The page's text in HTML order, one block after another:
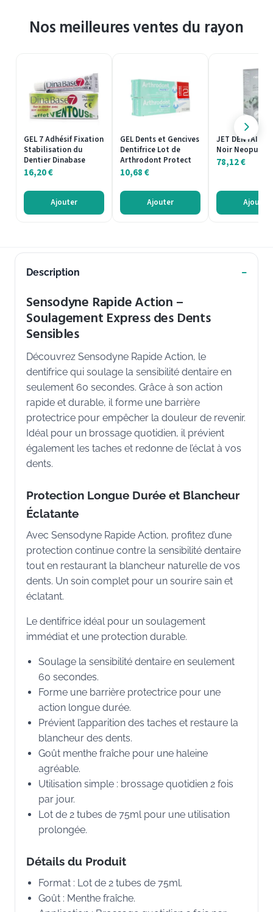
Nos meilleures ventes du rayon
GEL 7 Adhésif Fixation
Stabilisation du
Dentier Dinabase
16,20€
Ajouter
GEL Dents et Gencives
Dentifrice Lot de
Arthrodont Protect
10,68€
Ajouter
JET DENTAIRE
Noir Neopulse
78,12€
Ajouter
Description
Sensodyne Rapide Action –
Soulagement Express des Dents
Sensibles
Découvrez Sensodyne Rapide Action, le
dentifrice qui soulage la sensibilité dentaire en
seulement 60 secondes. Grâce à son action
rapide et durable, il forme une barrière
protectrice pour empêcher la douleur de revenir.
Idéal pour un brossage quotidien, il prévient
également les taches et redonne de l’éclat à vos
dents.
Protection Longue Durée et Blancheur
Éclatante
Avec Sensodyne Rapide Action, profitez d’une
protection continue contre la sensibilité dentaire
tout en restaurant la blancheur naturelle de vos
dents. Un soin complet pour un sourire sain et
éclatant.
Le dentifrice idéal pour un soulagement
immédiat et une protection durable.
Soulage la sensibilité dentaire en seulement
60 secondes.
Forme une barrière protectrice pour une
action longue durée.
Prévient l’apparition des taches et restaure la
blancheur des dents.
Goût menthe fraîche pour une haleine
agréable.
Utilisation simple : brossage quotidien 2 fois
par jour.
Lot de 2 tubes de 75ml pour une utilisation
prolongée.
Détails du Produit
Format : Lot de 2 tubes de 75ml.
Goût : Menthe fraîche.